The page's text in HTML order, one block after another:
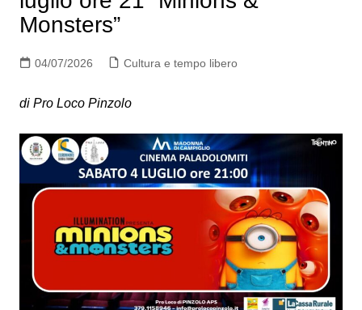
Monsters”
04/07/2026 Cultura e tempo libero
di Pro Loco Pinzolo